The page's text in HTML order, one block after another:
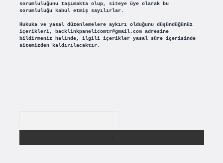
sorumluluğunu taşımakta olup, siteye üye olarak bu
sorumluluğu kabul etmiş sayılırlar.
Hukuka ve yasal düzenlemelere aykırı olduğunu düşündüğünüz
içerikleri, backlinkpanelicomtr@gmail.comadresine
bildirmeniz halinde, ilgili içerikler yasal süre içerisinde
sitemizden kaldırılacaktır.